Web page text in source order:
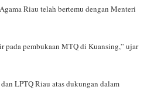
Riau telah bertemu dengan Menteri
pembukaan MTQ di Kuansing,” ujar
LPTQ Riau atas dukungan dalam